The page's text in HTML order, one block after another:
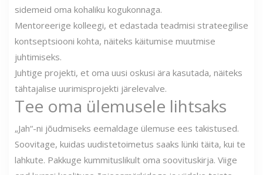
sidemeid oma kohaliku kogukonnaga.
Mentoreerige kolleegi, et edastada teadmisi strateegilise
kontseptsiooni kohta, näiteks käitumise muutmise
juhtimiseks.
Juhtige projekti, et oma uusi oskusi ära kasutada, näiteks
tähtajalise uurimisprojekti järelevalve.
Tee oma ülemusele lihtsaks
„Jah“-ni jõudmiseks eemaldage ülemuse ees takistused.
Soovitage, kuidas uudistetoimetus saaks lünki täita, kui te
lahkute. Pakkuge kummituslikult oma soovituskirja. Viige